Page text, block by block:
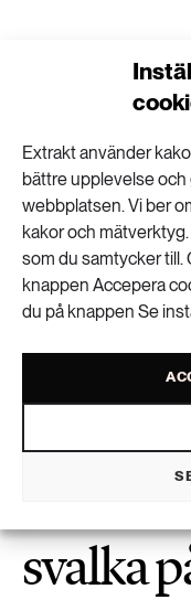
Extrakt använder
bättre upplevelse
webbplatsen. Vi ber
kakor och
som du samtycker till.
knappen Accepera
du på knappen Se
Rätt eller
skogar?
”Man
Din
svalka